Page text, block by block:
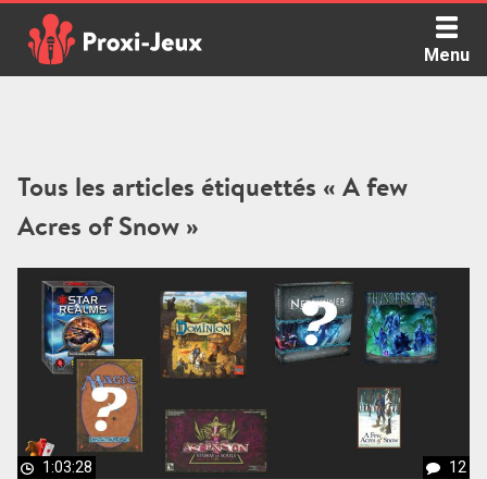
content
Menu
Tous les articles étiquettés « A few
Acres of Snow »
1:03:28 12